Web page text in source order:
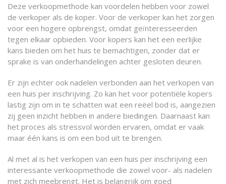
Deze verkoopmethode kan voordelen hebben voor zowel
de verkoper als de koper. Voor de verkoper kan het zorgen
voor een hogere opbrengst, omdat geïnteresseerden
tegen elkaar opbieden. Voor kopers kan het een eerlijke
kans bieden om het huis te bemachtigen, zonder dat er
sprake is van onderhandelingen achter gesloten deuren.
Er zijn echter ook nadelen verbonden aan het verkopen van
een huis per inschrijving. Zo kan het voor potentiële kopers
lastig zijn om in te schatten wat een reëel bod is, aangezien
zij geen inzicht hebben in andere biedingen. Daarnaast kan
het proces als stressvol worden ervaren, omdat er vaak
maar één kans is om een bod uit te brengen.
Al met al is het verkopen van een huis per inschrijving een
interessante verkoopmethode die zowel voor- als nadelen
met zich meebrengt. Het is belangrijk om goed